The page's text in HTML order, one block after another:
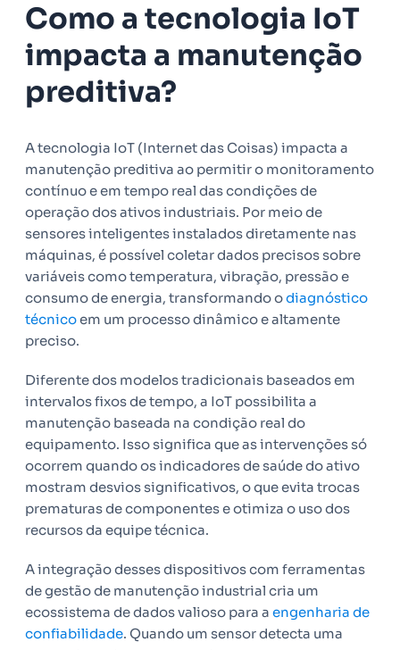
Como a tecnologia IoT
impacta a manutenção
preditiva?
A tecnologia IoT (Internet das Coisas) impacta a
manutenção preditiva ao permitir o monitoramento
contínuo e em tempo real das condições de
operação dos ativos industriais. Por meio de
sensores inteligentes instalados diretamente nas
máquinas, é possível coletar dados precisos sobre
variáveis como temperatura, vibração, pressão e
consumo de energia, transformando odiagnóstico
técnicoem um processo dinâmico e altamente
preciso.
Diferente dos modelos tradicionais baseados em
intervalos fixos de tempo, a IoT possibilita a
manutenção baseada na condição real do
equipamento. Isso significa que as intervenções só
ocorrem quando os indicadores de saúde do ativo
mostram desvios significativos, o que evita trocas
prematuras de componentes e otimiza o uso dos
recursos da equipe técnica.
A integração desses dispositivos com ferramentas
de gestão de manutenção industrial cria um
ecossistema de dados valioso para a engenharia de
confiabilidade. Quando um sensor detecta uma